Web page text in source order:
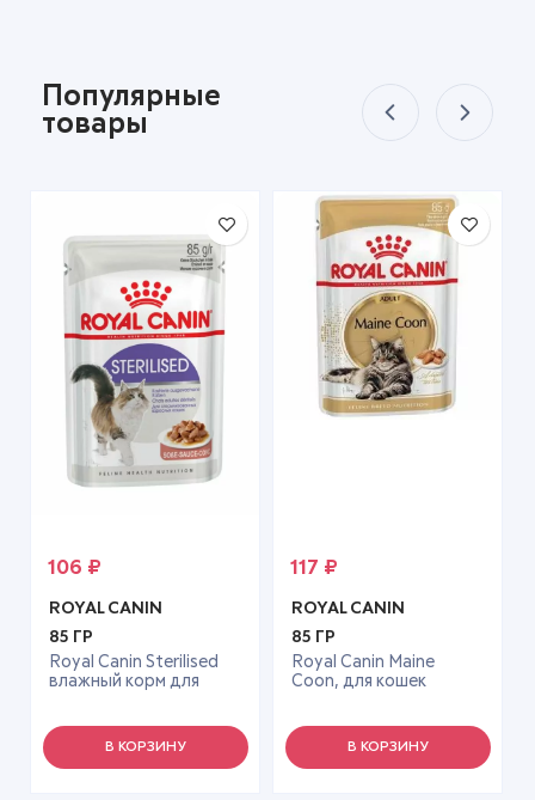
Популярные
товары
106 ₽
ROYAL CANIN
85 ГР
Royal Canin Sterilised
влажный корм для
В КОРЗИНУ
117 ₽
ROYAL CANIN
85 ГР
Royal Canin Maine
Coon, для кошек
В КОРЗИНУ